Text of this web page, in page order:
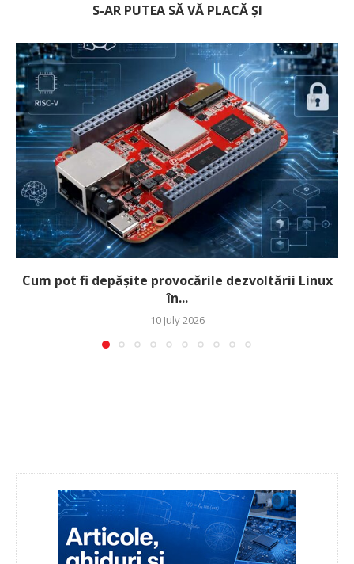
S-AR PUTEA SĂ VĂ PLACĂ ȘI
Cum pot fi depășite provocările dezvoltării Linux
în...
10 July 2026